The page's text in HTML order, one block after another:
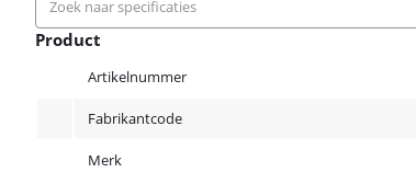
Product
Artikelnummer
Fabrikantcode
Merk